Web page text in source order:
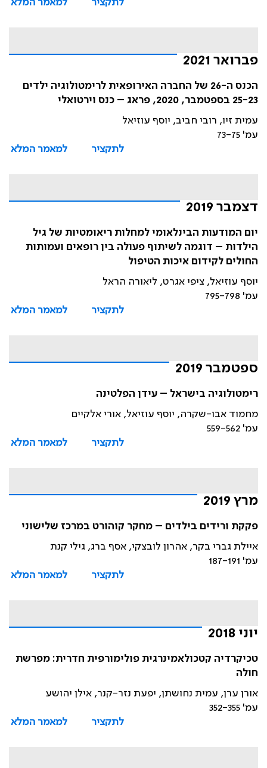
לתקציר למאמר המלא
פברואר 2021
הכנס ה-26 של החברה האירופאית לרימטולוגיה ילדים
25-23 בספטמבר, 2020, פראג – כנס וירטואלי
עמית זיו, רובי חביב, יוסף עוזיאל
עמ' 73-75
לתקציר
למאמר המלא
דצמבר 2019
יום המודעות הבינלאומי למחלות ריאומטיות של גיל
הילדות – דוגמה לשיתוף פעולה בין רופאים ועמותות
החולים לקידום איכות הטיפול
יוסף עוזיאל, ציפי אגרט, ליאורה הראל
עמ' 795-798
לתקציר
למאמר המלא
ספטמבר 2019
רימטולוגיה בישראל – עידן הפלטינה
מחמוד אבו-שקרה, יוסף עוזיאל, אורי אלקיים
עמ' 559-562
לתקציר
למאמר המלא
מרץ 2019
פקקת ורידים בילדים – מחקר קוהורט במרכז שלישוני
איילת גברי בקר, אהרון לובצקי, אסף ברג, גילי קנת
עמ' 187-191
לתקציר
למאמר המלא
יוני 2018
טכיקרדיה קטכולאמינרגית פולימורפית חדרית: מפרשת
חולה
אורן ערן, עמית נחושתן, יפעת נזר-קנר, אילן יהושע
עמ' 352-355
לתקציר
למאמר המלא